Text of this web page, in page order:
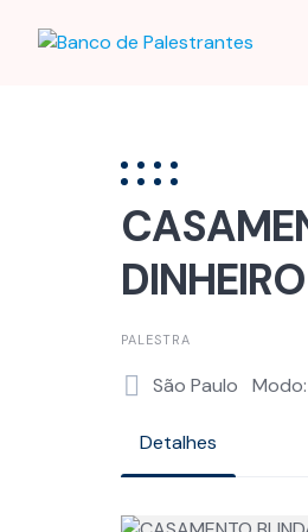
PALESTRA
São Paulo
Detalhes